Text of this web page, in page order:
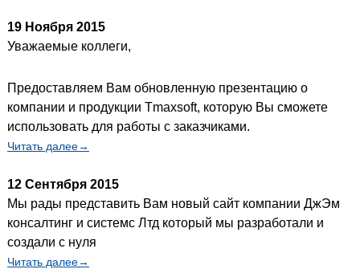
19 Ноября 2015
Уважаемые коллеги,
Предоставляем Вам обновленную презентацию о
компании и продукции Tmaxsoft, которую Вы сможете
использовать для работы с заказчиками.
Читать далее→
12 Сентября 2015
Мы рады представить Вам новый сайт компании ДжЭм
консалтинг и системс Лтд который мы разработали и
создали с нуля
Читать далее→